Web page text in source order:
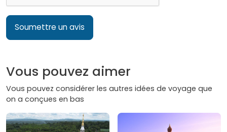
Soumettre un avis
Vous pouvez aimer
Vous pouvez considérer les autres idées de voyage que
on a conçues en bas